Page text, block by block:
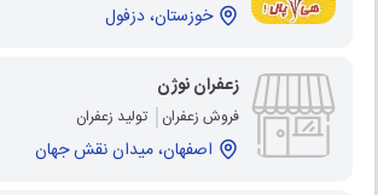
خوزستان، دزفول
زعفران نوژن
فروش زعفران تولید زعفران
اصفهان، میدان نقش جهان